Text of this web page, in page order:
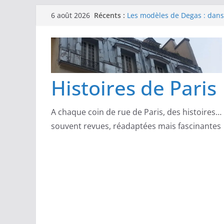
Passer
contenu
6 août 2026 Récents : Les modèles de Degas :
scandale
Les modèles de Claude
derrière l’impressionnisme
Les modèles de Toulouse-
confidences de la Belle
Les modèles de
Histoires de Paris
A chaque coin de rue de Paris, des histoires…
souvent revues, réadaptées mais fascinantes